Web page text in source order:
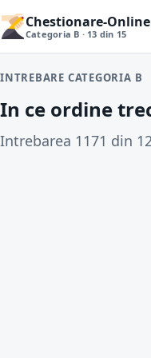
Chestionare-
Categoria B · 13 din 15
INTREBARE CATEGORIA B
In ce ordine
Intrebarea 1171 din